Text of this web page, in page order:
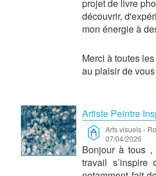
projet de livre
découvrir,
mon énergie à
Merci à toutes
au plaisir de
Artiste Peintre
Arts visuels-
07/04/2026
Bonjour à tous
travail